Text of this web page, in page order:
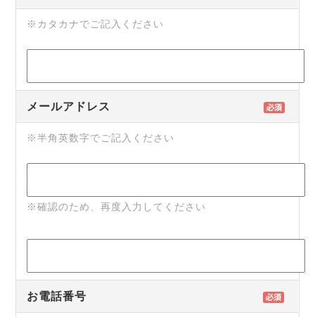
※カタカナでご記入ください
メールアドレス
※半角英数字でご記入ください
※確認のため、再度入力してください
お電話番号